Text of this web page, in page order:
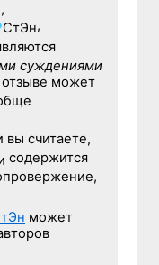
СтЭн,
суждениями
может
вы считаете,
содержится
может